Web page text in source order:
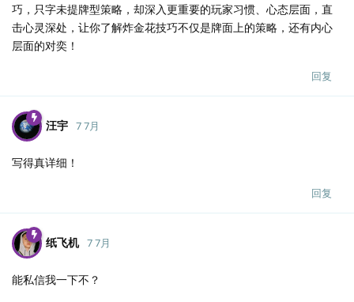
巧，只字未提牌型策略，却深入更重要的玩家习惯、心态层面，直
击心灵深处，让你了解炸金花技巧不仅是牌面上的策略，还有内心
层面的对奕！
回复
汪宇 7 7月
写得真详细！
回复
纸飞机 7 7月
能私信我一下不？